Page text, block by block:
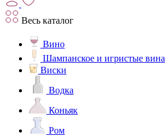
Весь каталог
Вино
Шампанское и игристые вина
Виски
Водка
Коньяк
Ром